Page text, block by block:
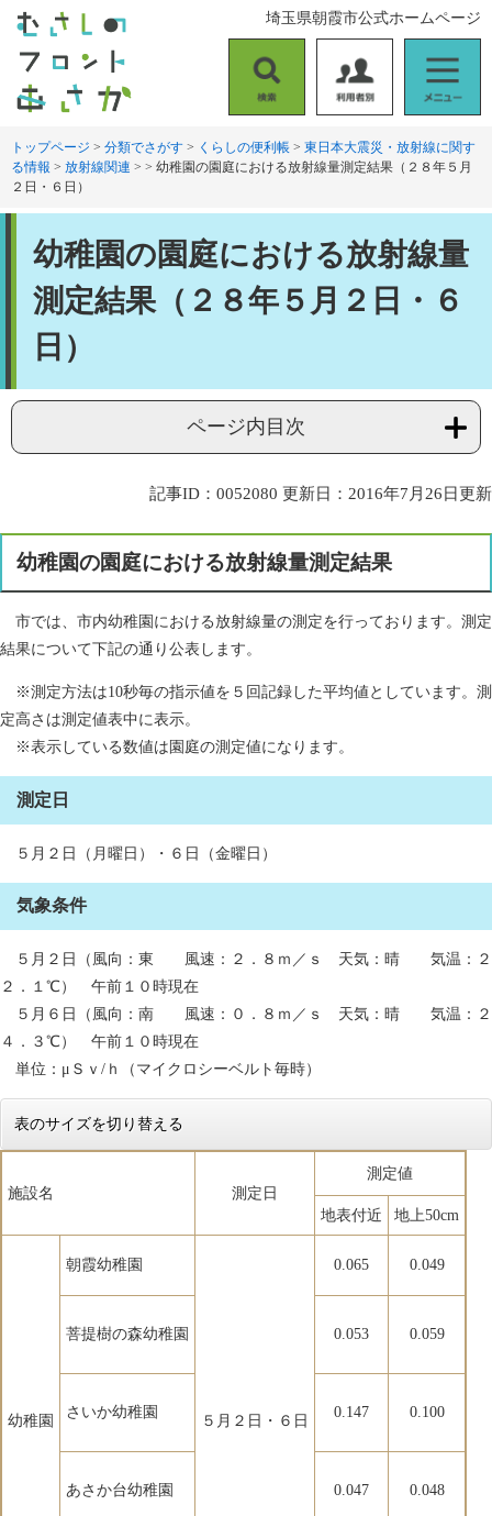
す
。
し
て
索
用
者
別
ニ
ュ
ー
埼玉県朝霞市公式ホームページ
トップページ > 分類でさがす > くらしの便利帳 > 東日本大震災・放射線に関す
る情報 > 放射線関連 > > 幼稚園の園庭における放射線量測定結果（２８年５月
２日・６日）
幼稚園の園庭における放射線量
測定結果（２８年５月２日・６
日）
ページ内目次
記事ID：0052080 更新日：2016年7月26日更新
幼稚園の園庭における放射線量測定結果
市では、市内幼稚園における放射線量の測定を行っております。測定
結果について下記の通り公表します。
※測定方法は10秒毎の指示値を５回記録した平均値としています。測
定高さは測定値表中に表示。
※表示している数値は園庭の測定値になります。
測定日
５月２日（月曜日）・６日（金曜日）
気象条件
５月２日（風向：東 風速：２．８ｍ／ｓ 天気：晴 気温：２
２．１℃） 午前１０時現在
５月６日（風向：南 風速：０．８ｍ／ｓ 天気：晴 気温：２
４．３℃） 午前１０時現在
単位：μＳｖ/ｈ（マイクロシーベルト毎時）
表のサイズを切り替える
施設名 測定日
測定値
地表付近 地上50cm
幼稚園
朝霞幼稚園
５月２日・６日
0.065 0.049
菩提樹の森幼稚園 0.053 0.059
さいか幼稚園 0.147 0.100
あさか台幼稚園 0.047 0.048